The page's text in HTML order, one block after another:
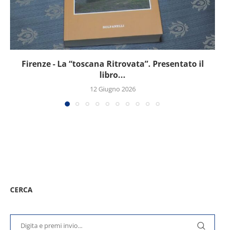
Firenze - La “toscana Ritrovata”. Presentato il
libro...
12 Giugno 2026
CERCA